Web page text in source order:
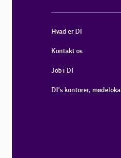
Hvad er DI
Kontakt os
Job i DI
DI's kontorer,